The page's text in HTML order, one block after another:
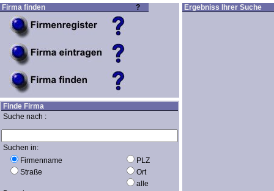
Firma finden ? Ergebniss Ihrer Suche
Finde Firma
Suche nach :
Suchen in:
Firmenname
Straße
PLZ
Ort
alle